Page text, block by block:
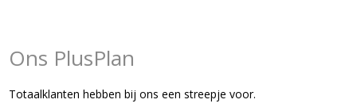
Ons PlusPlan
Totaalklanten hebben bij ons een streepje voor.